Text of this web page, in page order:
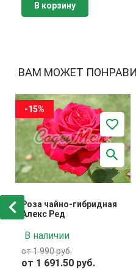
В корзину
ВАМ МОЖЕТ
-15%
Роза чайно-гибридная
Алекс Ред
В наличии
от 1 990 руб.
от 1 691.50 руб.